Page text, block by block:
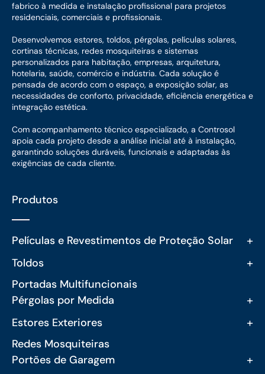
fabrico à medida e instalação profissional para projetos
residenciais, comerciais e profissionais.
Desenvolvemos estores, toldos, pérgolas, películas solares,
cortinas técnicas, redes mosquiteiras e sistemas
personalizados para habitação, empresas, arquitetura,
hotelaria, saúde, comércio e indústria. Cada solução é
pensada de acordo com o espaço, a exposição solar, as
necessidades de conforto, privacidade, eficiência energética e
integração estética.
Com acompanhamento técnico especializado, a Controsol
apoia cada projeto desde a análise inicial até à instalação,
garantindo soluções duráveis, funcionais e adaptadas às
exigências de cada cliente.
Produtos
Películas e Revestimentos de Proteção Solar +
Toldos +
Portadas Multifuncionais
Pérgolas por Medida
+
Estores Exteriores +
Redes Mosquiteiras
Portões de Garagem
+